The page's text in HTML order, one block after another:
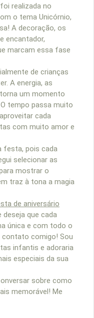
realizada no
o tema Unicórnio,
A decoração, os
encantador,
marcam essa fase
de crianças
A energia, as
um momento
tempo passa muito
cada
com muito amor e
festa, pois cada
selecionar as
mostrar o
traz à tona a magia
de aniversário
que cada
única e com todo o
contato comigo! Sou
infantis e adoraria
especiais da sua
sobre como
memorável! Me